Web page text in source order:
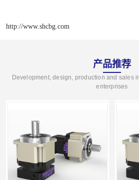
http://www.shcbg.com
产品推荐
Development, design, production and sales
enterprises